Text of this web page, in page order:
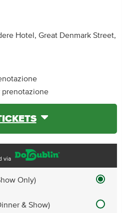
Hotel, Great Denmark Street,
prenotazione
via
Only)
& Show)